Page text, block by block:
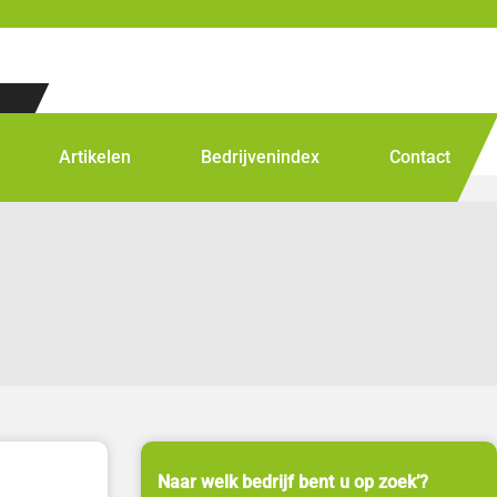
Artikelen Bedrijvenindex Contact
Naar welk bedrijf bent u op zoek’?